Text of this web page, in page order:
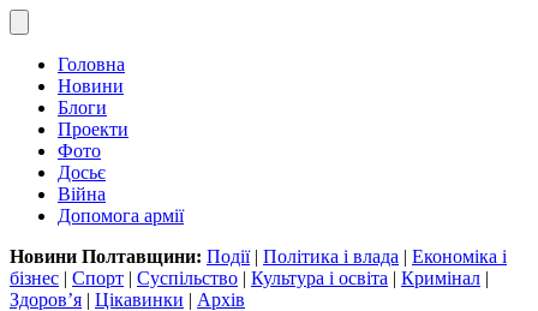
Головна
Новини
Блоги
Проекти
Фото
Досьє
Війна
Допомога армії
Новини Полтавщини: Події| Політика і влада | Економіка і
бізнес | Спорт | Суспільство | Культура і освіта | Кримінал |
Здоров’я | Цікавинки | Архів